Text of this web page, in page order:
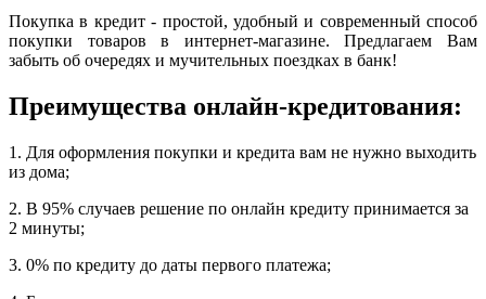
Покупка в кредит - простой, удобный и современный способ
покупки товаров в интернет-магазине. Предлагаем Вам
забыть об очередях и мучительных поездках в банк!
Преимущества онлайн-кредитования:
1. Для оформления покупки и кредита вам не нужно выходить
из дома;
2. В 95% случаев решение по онлайн кредиту принимается за
2 минуты;
3. 0% по кредиту до даты первого платежа;